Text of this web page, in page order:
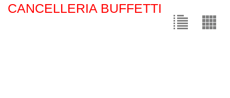
CANCELLERIA BUFFETTI